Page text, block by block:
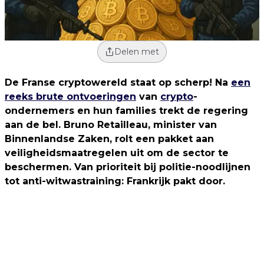
Delen met
De Franse cryptowereld staat op scherp! Na een
reeks brute ontvoeringen van crypto-
ondernemers en hun families trekt de regering
aan de bel. Bruno Retailleau, minister van
Binnenlandse Zaken, rolt een pakket aan
veiligheidsmaatregelen uit om de sector te
beschermen. Van prioriteit bij politie-noodlijnen
tot anti-witwastraining: Frankrijk pakt door.